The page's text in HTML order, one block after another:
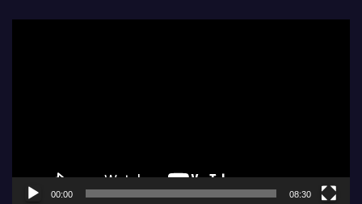
00:00 08:30